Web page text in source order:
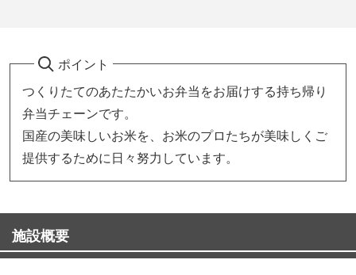
ポイント
つくりたてのあたたかいお弁当をお届けする持ち帰り
弁当チェーンです。
国産の美味しいお米を、お米のプロたちが美味しくご
提供するために日々努力しています。
施設概要